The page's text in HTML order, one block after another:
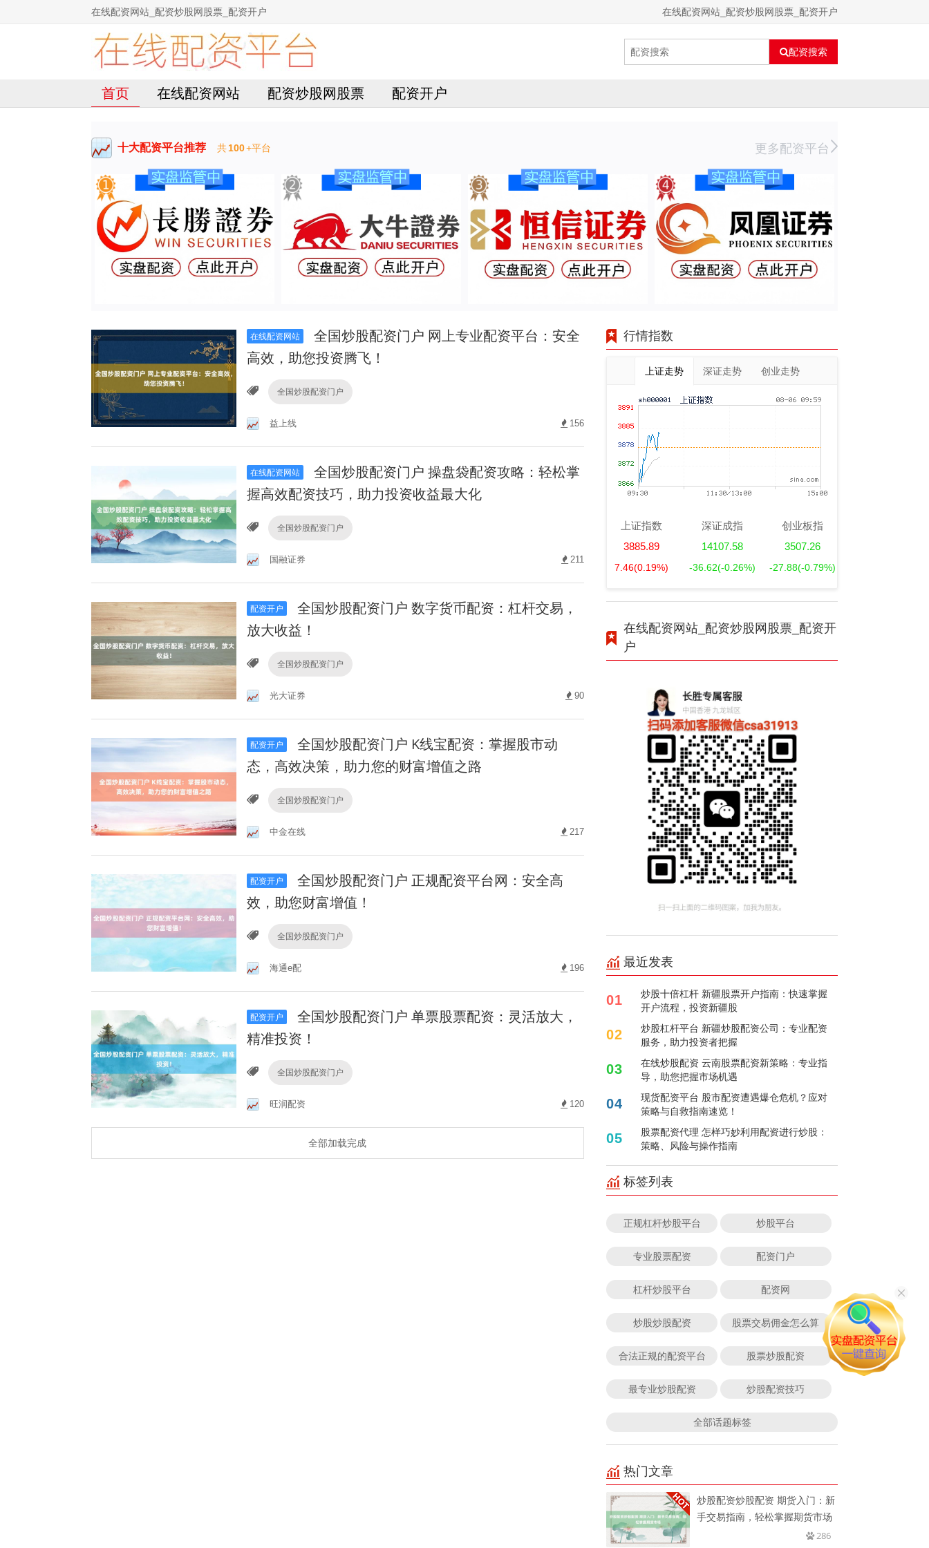
在线配资网站_配资炒股网股票_配资开户 在线配资网站_配资炒股网股票_配资开户
配资搜索
首页 在线配资网站 配资炒股网股票 配资开户
十大配资平台推荐 共100+平台 更多配资平台
在线配资网站
全国炒股配资门户 网上专业配资平台：安全
高效，助您投资腾飞！
全国炒股配资门户
益上线 156
在线配资网站
全国炒股配资门户 操盘袋配资攻略：轻松掌
握高效配资技巧，助力投资收益最大化
全国炒股配资门户
国融证券 211
配资开户
全国炒股配资门户 数字货币配资：杠杆交易，
放大收益！
全国炒股配资门户
光大证券 90
配资开户
全国炒股配资门户 K线宝配资：掌握股市动
态，高效决策，助力您的财富增值之路
全国炒股配资门户
中金在线 217
配资开户
全国炒股配资门户 正规配资平台网：安全高
效，助您财富增值！
全国炒股配资门户
海通e配 196
配资开户
全国炒股配资门户 单票股票配资：灵活放大，
精准投资！
全国炒股配资门户
旺润配资 120
全部加载完成
行情指数
上证走势 深证走势 创业走势
上证指数
3885.89
7.46(0.19%)
深证成指
14107.58
-36.62(-0.26%)
创业板指
3507.26
-27.88(-0.79%)
在线配资网站_配资炒股网股票_配资开
户
最近发表
01
炒股十倍杠杆 新疆股票开户指南：快速掌握
开户流程，投资新疆股
02
炒股杠杆平台 新疆炒股配资公司：专业配资
服务，助力投资者把握
03
在线炒股配资 云南股票配资新策略：专业指
导，助您把握市场机遇
04
现货配资平台 股市配资遭遇爆仓危机？应对
策略与自救指南速览！
05
股票配资代理 怎样巧妙利用配资进行炒股：
策略、风险与操作指南
标签列表
正规杠杆炒股平台 炒股平台
专业股票配资 配资门户
杠杆炒股平台 配资网
炒股炒股配资 股票交易佣金怎么算
合法正规的配资平台 股票炒股配资
最专业炒股配资 炒股配资技巧
全部话题标签
热门文章
炒股配资炒股配资 期货入门：新
手交易指南，轻松掌握期货市场
286